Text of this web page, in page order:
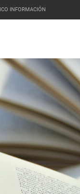
INFORMACIÓN